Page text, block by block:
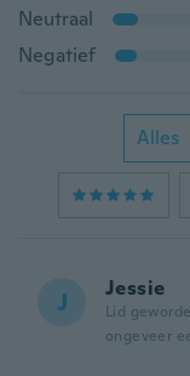
Neutraal
Negatief
Alles
J Jessie
Lid
ongeveer